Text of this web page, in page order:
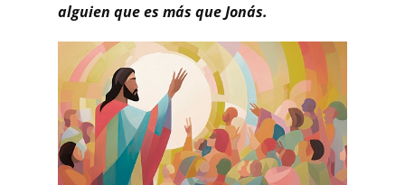
alguien que es más que Jonás.